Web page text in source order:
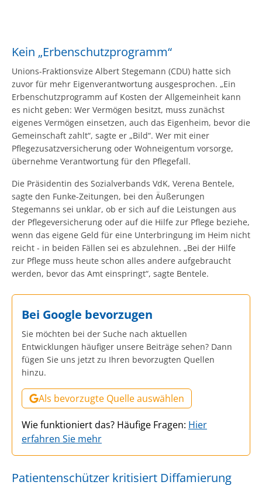
Kein „Erbenschutzprogramm“
Unions-Fraktionsvize Albert Stegemann (CDU) hatte sich
zuvor für mehr Eigenverantwortung ausgesprochen. „Ein
Erbenschutzprogramm auf Kosten der Allgemeinheit kann
es nicht geben: Wer Vermögen besitzt, muss zunächst
eigenes Vermögen einsetzen, auch das Eigenheim, bevor die
Gemeinschaft zahlt“, sagte er „Bild“. Wer mit einer
Pflegezusatzversicherung oder Wohneigentum vorsorge,
übernehme Verantwortung für den Pflegefall.
Die Präsidentin des Sozialverbands VdK, Verena Bentele,
sagte den Funke-Zeitungen, bei den Äußerungen
Stegemanns sei unklar, ob er sich auf die Leistungen aus
der Pflegeversicherung oder auf die Hilfe zur Pflege beziehe,
wenn das eigene Geld für eine Unterbringung im Heim nicht
reicht - in beiden Fällen sei es abzulehnen. „Bei der Hilfe
zur Pflege muss heute schon alles andere aufgebraucht
werden, bevor das Amt einspringt“, sagte Bentele.
Bei Google bevorzugen
Sie möchten bei der Suche nach aktuellen
Entwicklungen häufiger unsere Beiträge sehen? Dann
fügen Sie uns jetzt zu Ihren bevorzugten Quellen
hinzu.
Als bevorzugte Quelle auswählen
Wie funktioniert das? Häufige Fragen: Hier
erfahren Sie mehr
Patientenschützer kritisiert Diffamierung